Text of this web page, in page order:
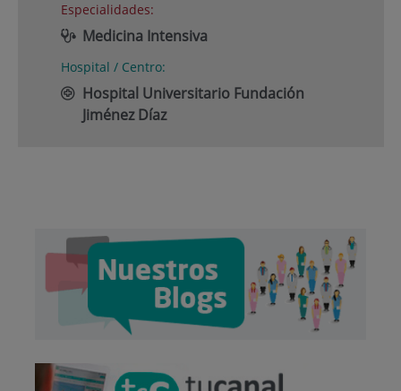
Especialidades:
Medicina Intensiva
Hospital / Centro:
Hospital Universitario Fundación
Jiménez Díaz